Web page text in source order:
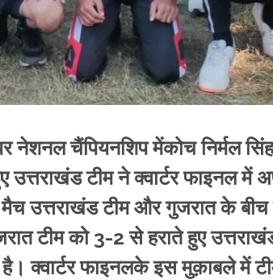
नेशनल चैंपियनशिप मेंकोच निर्मल
उत्तराखंड टीम ने क्वार्टर फाइनल में
मैच उत्तराखंड टीम और गुजरात के
टीम को 3-2 से हराते हुए
क्वार्टर फाइनलके इस मुक़ाबले में